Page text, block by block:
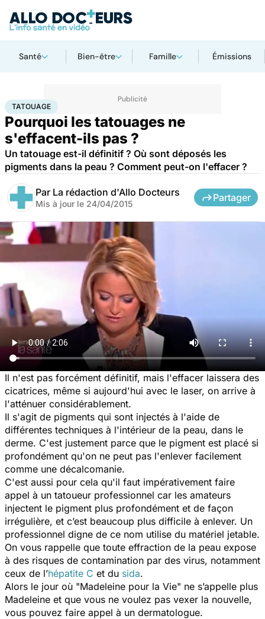
Santé Bien-être Famille Émissions
AccueilSanté Maladies
TATOUAGE
Pourquoi les tatouages ne
s'effacent-ils pas ?
Un tatouage est-il définitif ? Où sont déposés les
pigments dans la peau ? Comment peut-on l'effacer ?
Par La rédaction d'Allo Docteurs
Mis à jour le 24/04/2015
Partager
Il n'est pas forcément définitif, mais l'effacer laissera des
cicatrices, même si aujourd'hui avec le laser, on arrive à
l'atténuer considérablement.
Il s'agit de pigments qui sont injectés à l'aide de
différentes techniques à l'intérieur de la peau, dans le
derme. C'est justement parce que le pigment est placé si
profondément qu'on ne peut pas l'enlever facilement
comme une décalcomanie.
C'est aussi pour cela qu'il faut impérativement faire
appel à un tatoueur professionnel car les amateurs
injectent le pigment plus profondément et de façon
irrégulière, et c’est beaucoup plus difficile à enlever. Un
professionnel digne de ce nom utilise du matériel jetable.
On vous rappelle que toute effraction de la peau expose
à des risques de contamination par des virus, notamment
ceux de l’hépatite C et du sida.
Alors le jour où "Madeleine pour la Vie" ne s’appelle plus
Madeleine et que vous ne voulez pas vexer la nouvelle,
vous pouvez faire appel à un dermatologue.